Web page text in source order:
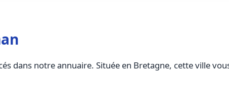
dans notre annuaire. Située en Bretagne, cette ville